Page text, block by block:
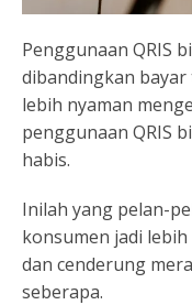
Penggunaan QRIS
dibandingkan bayar
lebih nyaman
penggunaan QRIS
habis.
Inilah yang pelan-
konsumen jadi
dan cenderung
seberapa.